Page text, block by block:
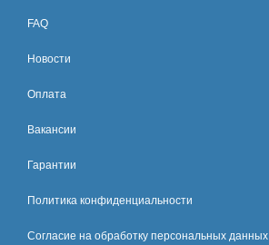
FAQ
Новости
Оплата
Вакансии
Гарантии
Политика конфиденциальности
Согласие на обработку персональных данных